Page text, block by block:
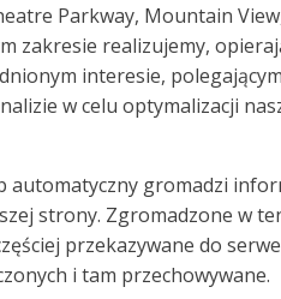
Parkway, Mountain
zakresie realizujemy,
interesie,
w celu optymalizacji
automatyczny gromadzi
strony. Zgromadzone w
przekazywane do
i tam przechowywane.